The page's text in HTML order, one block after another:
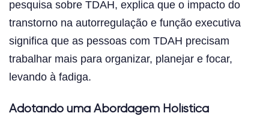
pesquisa sobre TDAH, explica que o impacto do
transtorno na autorregulação e função executiva
significa que as pessoas com TDAH precisam
trabalhar mais para organizar, planejar e focar,
levando à fadiga.
Adotando uma Abordagem Holística